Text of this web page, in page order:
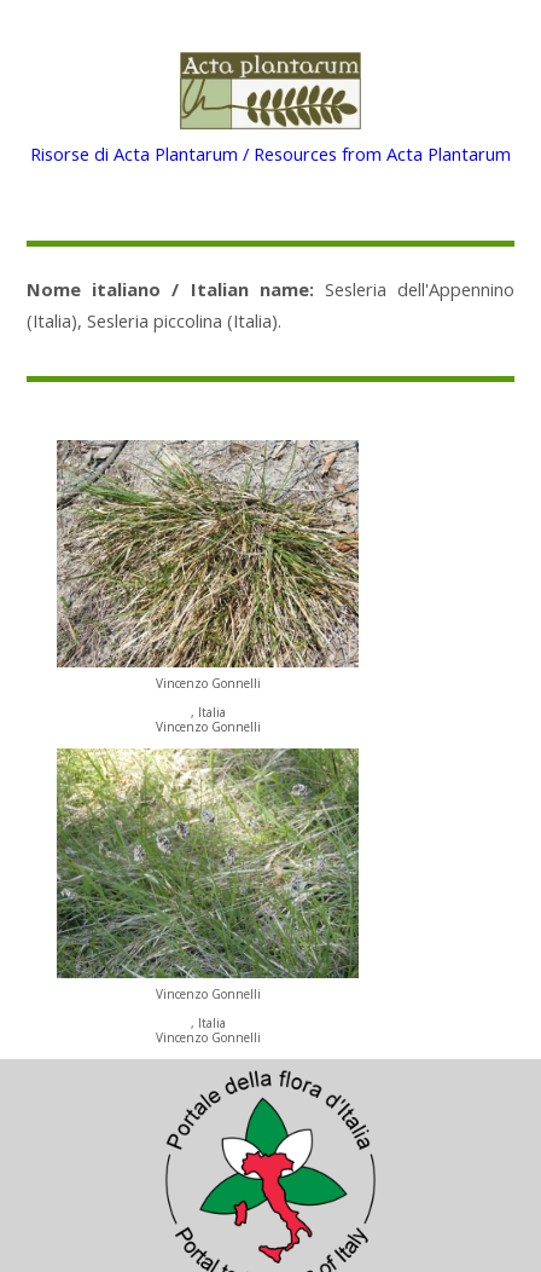
Risorse di Acta Plantarum / Resources from Acta Plantarum
Nome italiano / Italian name: Sesleria dell'Appennino
(Italia), Sesleria piccolina (Italia).
Vincenzo Gonnelli
, Italia
Vincenzo Gonnelli
Vincenzo Gonnelli
, Italia
Vincenzo Gonnelli